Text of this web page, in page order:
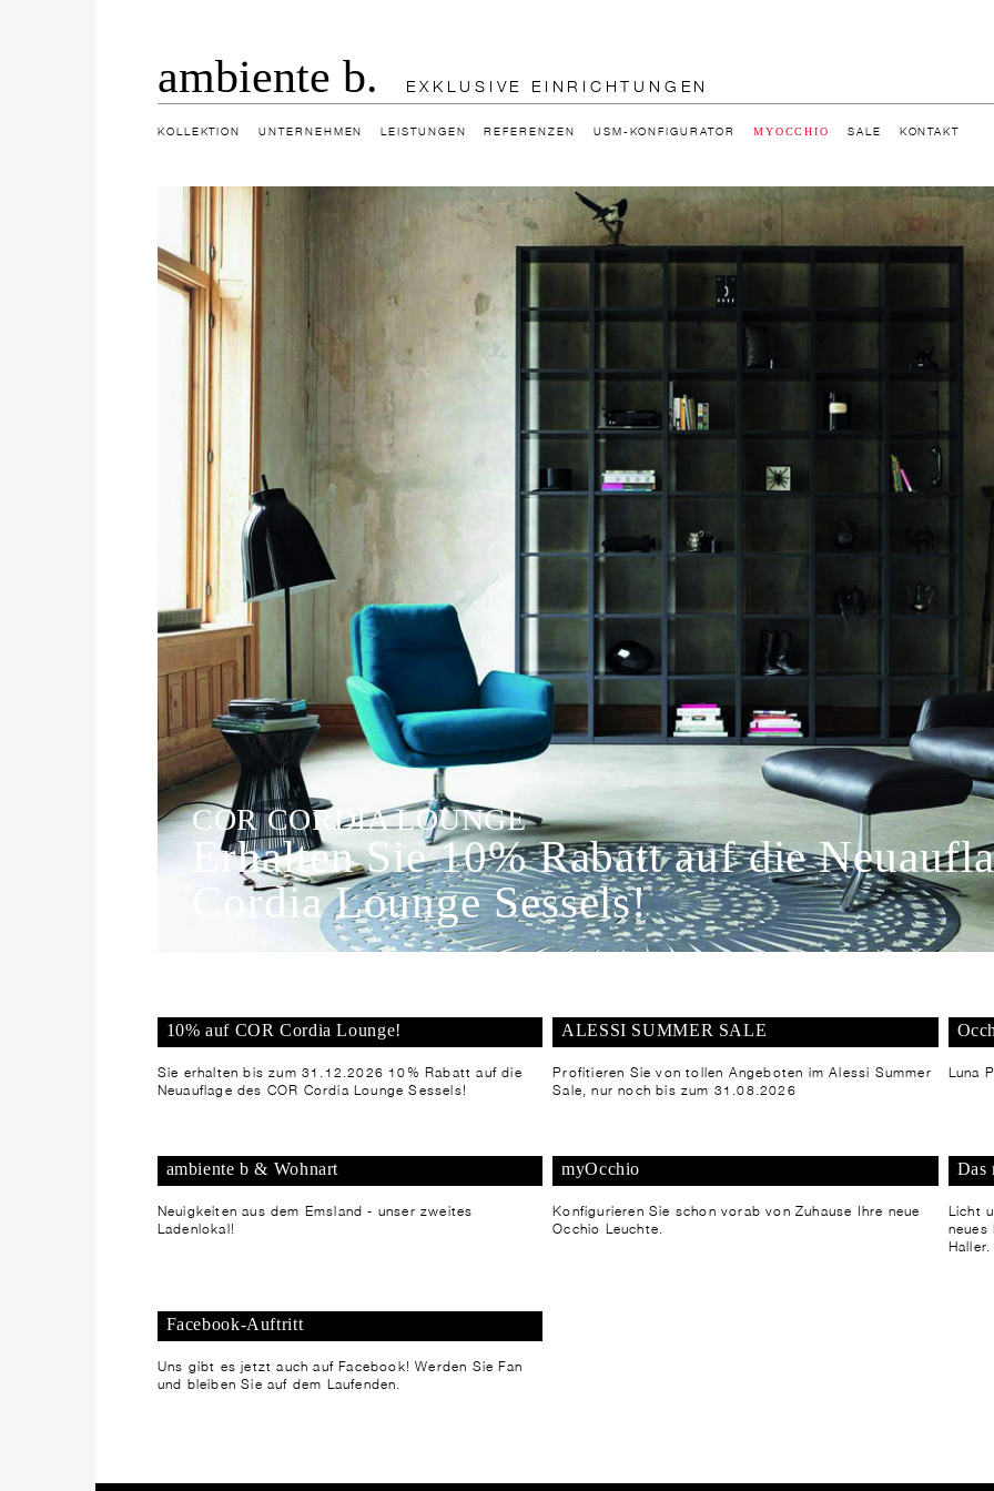
ambiente b. EXKLUSIVE EINRICHTUNGEN
KOLLEKTION UNTERNEHMEN LEISTUNGEN REFERENZEN USM-KONFIGURATOR MYOCCHIO SALE KONTAKT
Previous
COR CORDIA LOUNGE
Erhalten Sie 10% Rabatt auf die
Cordia Lounge Sessels!
10% auf COR Cordia Lounge!
Sie erhalten bis zum 31.12.2026 10% Rabatt auf die
Neuauflage des COR Cordia Lounge Sessels!
ALESSI SUMMER SALE
Profitieren Sie von tollen Angeboten im Alessi Summer
Sale, nur noch bis zum 31.08.2026
Luna
ambiente b & Wohnart
Neuigkeiten aus dem Emsland - unser zweites
Ladenlokal!
myOcchio
Konfigurieren Sie schon vorab von Zuhause Ihre neue
Occhio Leuchte.
Das
Licht
Haller.
Facebook-Auftritt
Uns gibt es jetzt auch auf Facebook! Werden Sie Fan
und bleiben Sie auf dem Laufenden.